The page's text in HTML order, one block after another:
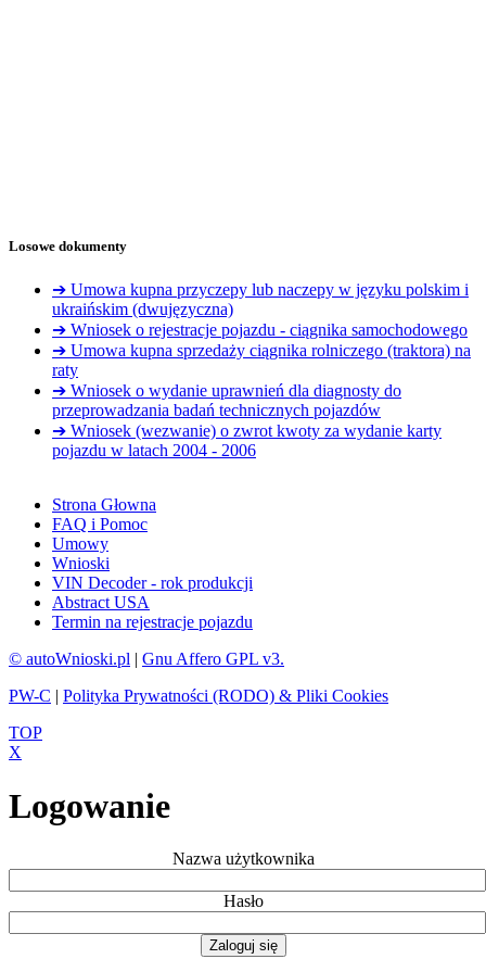
Losowe dokumenty
➔ Umowa kupna przyczepy lub naczepy w języku polskim i
ukraińskim (dwujęzyczna)
➔ Wniosek o rejestracje pojazdu - ciągnika samochodowego
➔ Umowa kupna sprzedaży ciągnika rolniczego (traktora) na
raty
➔ Wniosek o wydanie uprawnień dla diagnosty do
przeprowadzania badań technicznych pojazdów
➔ Wniosek (wezwanie) o zwrot kwoty za wydanie karty
pojazdu w latach 2004 - 2006
Strona Głowna
FAQ i Pomoc
Umowy
Wnioski
VIN Decoder - rok produkcji
Abstract USA
Termin na rejestracje pojazdu
© autoWnioski.pl | Gnu Affero GPL v3.
PW-C | Polityka Prywatności (RODO) & Pliki Cookies
TOP
X
Logowanie
Nazwa użytkownika
Hasło